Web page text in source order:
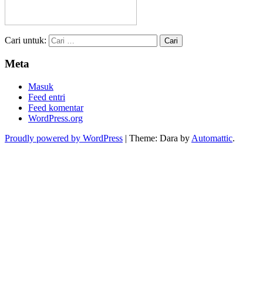
Cari untuk:
Meta
Masuk
Feed entri
Feed komentar
WordPress.org
Proudly powered by WordPress | Theme: Dara by Automattic.